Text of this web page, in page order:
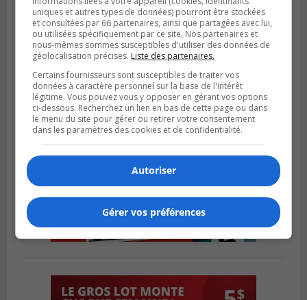
Publié le 26 juillet 2026 à 08h01
Saint‑Bruno veut accélérer l’abandon des
outils à essence
uniques et autres types de données) pourront être stockées
et consultées par 66 partenaires, ainsi que partagées avec lui,
ou utilisées spécifiquement par ce site. Nos partenaires et
nous-mêmes sommes susceptibles d'utiliser des données de
géolocalisation précises. Liste des partenaires.
Certains fournisseurs sont susceptibles de traiter vos
données à caractère personnel sur la base de l'intérêt
légitime. Vous pouvez vous y opposer en gérant vos options
ci-dessous. Recherchez un lien en bas de cette page ou dans
le menu du site pour gérer ou retirer votre consentement
dans les paramètres des cookies et de confidentialité.
Autoriser
Gérer vos préférences